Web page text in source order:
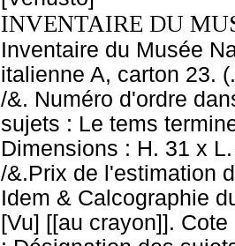
INVENTAIRE DU
Inventaire du Musée
italienne A, carton 23.
/&. Numéro d'ordre
sujets : Le tems
Dimensions : H. 31 x
/&.Prix de l'estimation
Idem & Calcographie
[Vu] [[au crayon]].